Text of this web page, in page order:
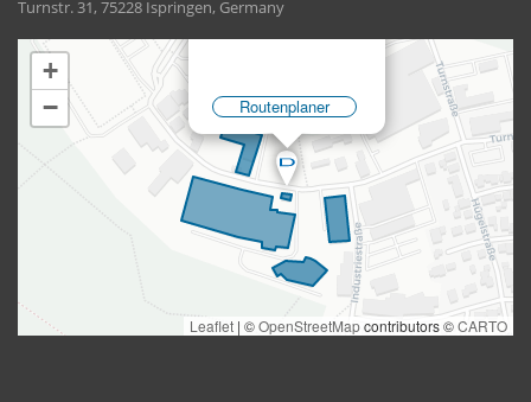
Turnstr. 31, 75228 Ispringen, Germany